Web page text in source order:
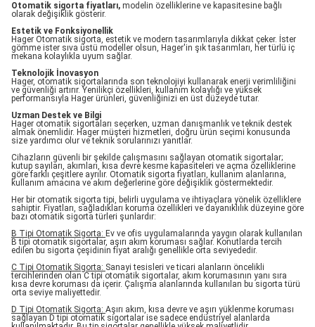
Otomatik sigorta fiyatları, modelin özelliklerine ve kapasitesine bağlı
olarak değişiklik gösterir.
Estetik ve Fonksiyonellik
Hager Otomatik sigorta, estetik ve modern tasarımlarıyla dikkat çeker. İster
gömme ister sıva üstü modeller olsun, Hager'in şık tasarımları, her türlü iç
mekana kolaylıkla uyum sağlar.
Teknolojik İnovasyon
Hager, otomatik sigortalarında son teknolojiyi kullanarak enerji verimliliğini
ve güvenliği artırır. Yenilikçi özellikleri, kullanım kolaylığı ve yüksek
performansıyla Hager ürünleri, güvenliğinizi en üst düzeyde tutar.
Uzman Destek ve Bilgi
Hager otomatik sigortaları seçerken, uzman danışmanlık ve teknik destek
almak önemlidir. Hager müşteri hizmetleri, doğru ürün seçimi konusunda
size yardımcı olur ve teknik sorularınızı yanıtlar.
Cihazların güvenli bir şekilde çalışmasını sağlayan otomatik sigortalar;
kutup sayıları, akımları, kısa devre kesme kapasiteleri ve açma özelliklerine
göre farklı çeşitlere ayrılır. Otomatik sigorta fiyatları, kullanım alanlarına,
kullanım amacına ve akım değerlerine göre değişiklik göstermektedir.
Her bir otomatik sigorta tipi, belirli uygulama ve ihtiyaçlara yönelik özelliklere
sahiptir. Fiyatları, sağladıkları koruma özellikleri ve dayanıklılık düzeyine göre
bazı otomatik sigorta türleri şunlardır:
B Tipi Otomatik Sigorta: Ev ve ofis uygulamalarında yaygın olarak kullanılan
B tipi otomatik sigortalar, aşırı akım koruması sağlar. Konutlarda tercih
edilen bu sigorta çeşidinin fiyat aralığı genellikle orta seviyededir.
C Tipi Otomatik Sigorta: Sanayi tesisleri ve ticari alanların öncelikli
tercihlerinden olan C tipi otomatik sigortalar, akım korumasının yanı sıra
kısa devre koruması da içerir. Çalışma alanlarında kullanılan bu sigorta türü
orta seviye maliyettedir.
D Tipi Otomatik Sigorta: Aşırı akım, kısa devre ve aşırı yüklenme koruması
sağlayan D tipi otomatik sigortalar ise sadece endüstriyel alanlarda